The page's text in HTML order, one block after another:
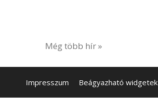
Még több hír »
Impresszum Beágyazható widgetek